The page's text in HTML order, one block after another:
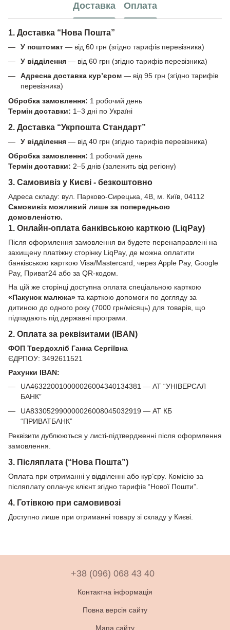
Доставка Оплата
1. Доставка “Нова Пошта”
У поштомат — від 60 грн (згідно тарифів перевізника)
У відділення — від 60 грн (згідно тарифів перевізника)
Адресна доставка кур’єром — від 95 грн (згідно тарифів
перевізника)
Обробка замовлення: 1 робочий день
Термін доставки: 1–3 дні по Україні
2. Доставка “Укрпошта Стандарт”
У відділення — від 40 грн (згідно тарифів перевізника)
Обробка замовлення: 1 робочий день
Термін доставки: 2–5 днів (залежить від регіону)
3. Самовивіз у Києві - безкоштовно
Адреса складу: вул. Парково-Сирецька, 4В, м. Київ, 04112
Самовивіз можливий лише за попередньою
домовленістю.
1. Онлайн-оплата банківською карткою (LiqPay)
Після оформлення замовлення ви будете перенаправлені на
захищену платіжну сторінку LiqPay, де можна оплатити
банківською карткою Visa/Mastercard, через Apple Pay, Google
Pay, Приват24 або за QR-кодом.
На цій же сторінці доступна оплата спеціальною карткою
«Пакунок малюка» та карткою допомоги по догляду за
дитиною до одного року (7000 грн/місяць) для товарів, що
підпадають під державні програми.
2. Оплата за реквізитами (IBAN)
ФОП Твердохліб Ганна Сергіївна
ЄДРПОУ: 3492611521
Рахунки IBAN:
UA463220010000026004340134381 — АТ “УНІВЕРСАЛ
БАНК”
UA833052990000026008045032919 — АТ КБ
“ПРИВАТБАНК”
Реквізити дублюються у листі-підтвердженні після оформлення
замовлення.
3. Післяплата (“Нова Пошта”)
Оплата при отриманні у відділенні або кур’єру. Комісію за
післяплату оплачує клієнт згідно тарифів “Нової Пошти”.
4. Готівкою при самовивозі
Доступно лише при отриманні товару зі складу у Києві.
+38 (096) 068 43 40
Контактна інформація
Повна версія сайту
Мапа сайту